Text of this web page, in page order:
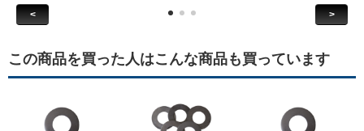
< >
この商品を買った人はこんな商品も買っています